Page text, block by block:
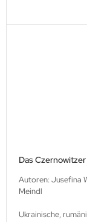
Das
Autoren: Jusefina
Meindl
Ukrainische,